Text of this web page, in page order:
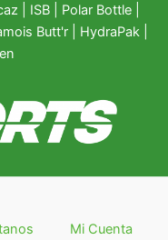
| ISB | Polar Bottle|
Butt'r HydraPak
Mi Cuenta